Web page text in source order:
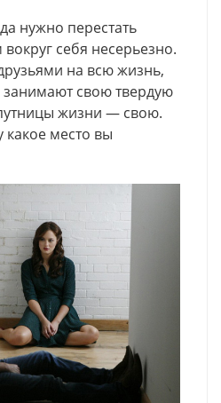
нужно перестать
себя несерьезно.
на всю жизнь,
свою твердую
жизни — свою.
какое место вы